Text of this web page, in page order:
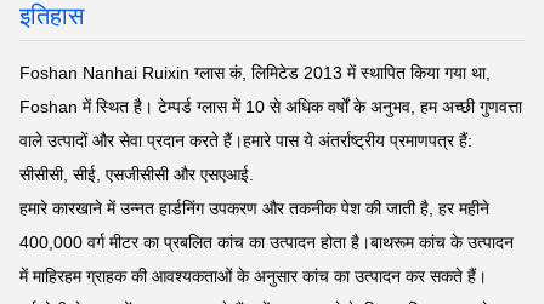
इतिहास
Foshan Nanhai Ruixin ग्लास कं, लिमिटेड 2013 में स्थापित किया गया था,
Foshan में स्थित है। टेम्पर्ड ग्लास में 10 से अधिक वर्षों के अनुभव, हम अच्छी गुणवत्ता
वाले उत्पादों और सेवा प्रदान करते हैं।हमारे पास ये अंतर्राष्ट्रीय प्रमाणपत्र हैं:
सीसीसी, सीई, एसजीसीसी और एसएआई.
हमारे कारखाने में उन्नत हार्डनिंग उपकरण और तकनीक पेश की जाती है, हर महीने
400,000 वर्ग मीटर का प्रबलित कांच का उत्पादन होता है।बाथरूम कांच के उत्पादन
में माहिरहम ग्राहक की आवश्यकताओं के अनुसार कांच का उत्पादन कर सकते हैं।